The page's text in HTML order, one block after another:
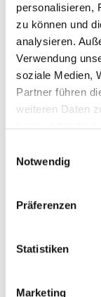
personalisieren,
zu können und
analysieren.
Verwendung
soziale Medien,
Partner führen
weiteren Daten
Notwendig
Präferenzen
Statistiken
Marketing